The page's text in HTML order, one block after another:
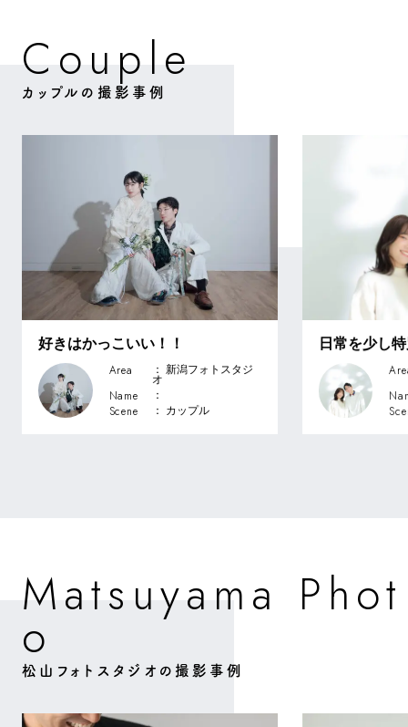
Cou ple
カップルの撮影事例
好きはかっこいい！！
Area ： 新潟フォトスタジ
オ
Name ：
Scene ： カップル
日常を少し
Mats uya ma Phot
o
松山フォトスタジオの撮影事例